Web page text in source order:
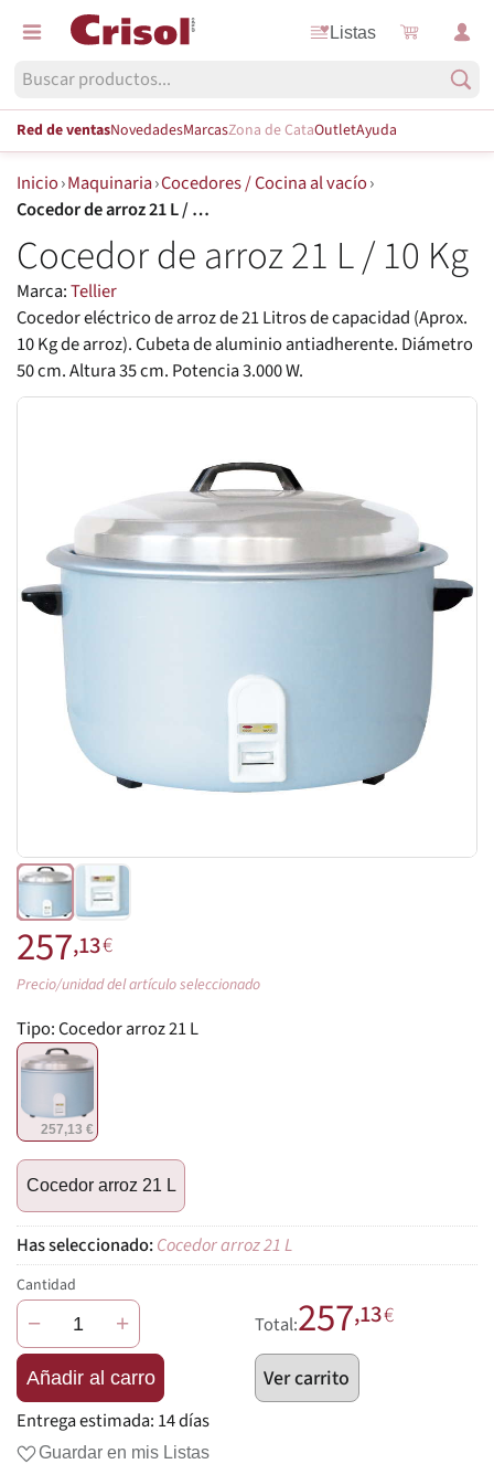
Listas
Red de ventasNovedadesMarcasZona de CataOutletAyuda
Inicio›Maquinaria›Cocedores / Cocina al vacío›
Cocedor de arroz 21 L / 10 Kg
Cocedor de arroz 21 L / 10 Kg
Marca:Tellier
Cocedor eléctrico de arroz de 21 Litros de capacidad (Aprox.
10 Kg de arroz). Cubeta de aluminio antiadherente. Diámetro
50 cm. Altura 35 cm. Potencia 3.000 W.
257,13€
Precio/unidad del artículo seleccionado
Tipo:Cocedor arroz 21 L
257,13 €
Cocedor arroz 21 L
Cocedor arroz 21 L
Cantidad
− +
Añadir al carro
Total:257,13€
Ver carrito
Entrega estimada: 14 días
Guardar en mis Listas